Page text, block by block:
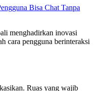
Bisa Chat Tanpa
menghadirkan inovasi
cara pengguna berinteraksi
Ruas yang wajib